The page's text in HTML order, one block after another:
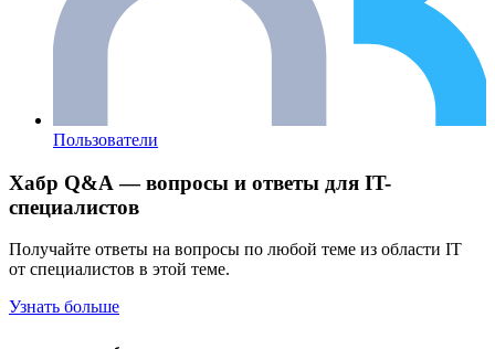
Пользователи
Хабр Q&A — вопросы и ответы для IT-
специалистов
Получайте ответы на вопросы по любой теме из области IT
от специалистов в этой теме.
Узнать больше